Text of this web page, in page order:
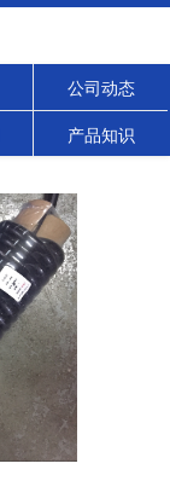
公司动态
产品知识